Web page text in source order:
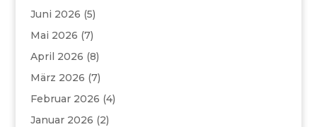
Juni 2026 (5)
Mai 2026 (7)
April 2026 (8)
März 2026 (7)
Februar 2026 (4)
Januar 2026 (2)